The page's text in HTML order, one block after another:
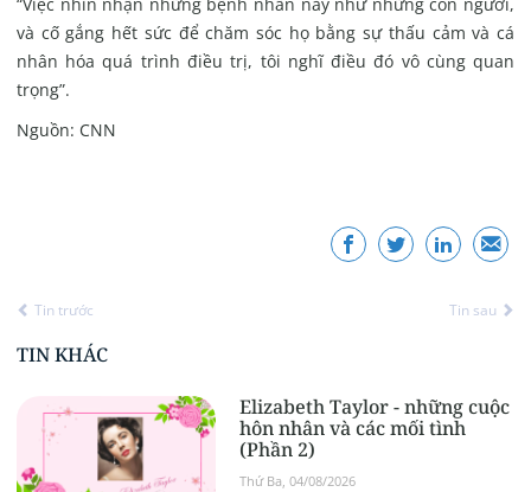
và cố gắng hết sức để chăm sóc họ bằng sự thấu cảm và cá
nhân hóa quá trình điều trị, tôi nghĩ điều đó vô cùng quan
trọng”.
Nguồn: CNN
Tin trước Tin sau
TIN KHÁC
Elizabeth Taylor - những cuộc
hôn nhân và các mối tình
(Phần 2)
Thứ Ba, 04/08/2026